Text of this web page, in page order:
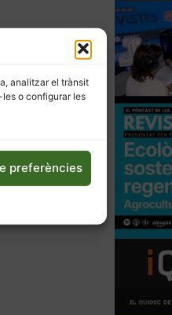
analitzar el trànsit
o configurar les
preferències